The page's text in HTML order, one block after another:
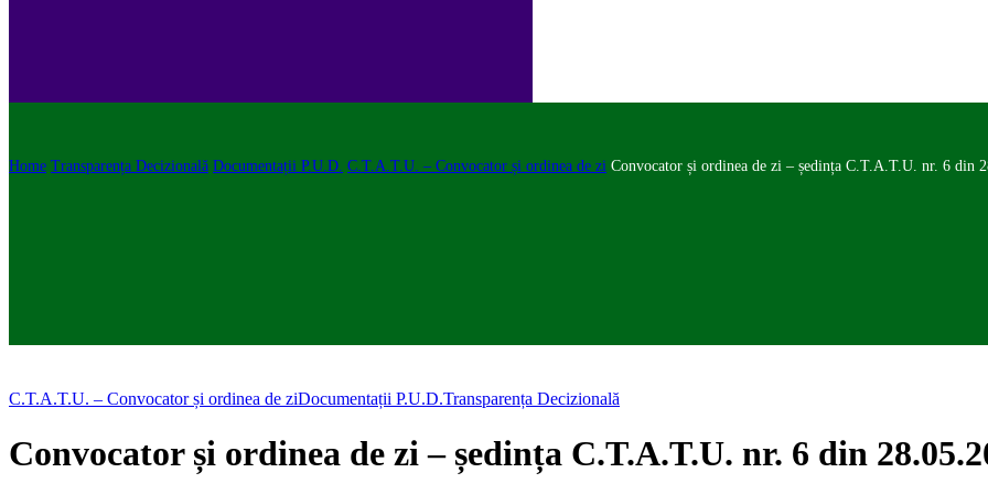
Home Transparența Decizională Documentații P.U.D. C.T.A.T.U. – Convocator și ordinea de zi Convocator și ordinea de zi – ședința C.T.A.T.U. nr. 6 din
C.T.A.T.U. – Convocator și ordinea de ziDocumentații P.U.D.Transparența Decizională
Convocator și ordinea de zi – ședința C.T.A.T.U. nr. 6 din